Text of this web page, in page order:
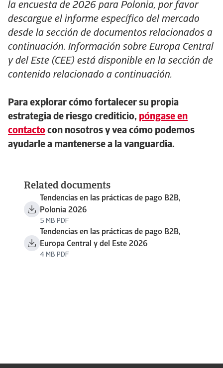
la encuesta de 2026 para Polonia, por favor
descargue el informe específico del mercado
desde la sección de documentos relacionados a
continuación. Información sobre Europa Central
y del Este (CEE) está disponible en la sección de
contenido relacionado a continuación.
Para explorar cómo fortalecer su propia
estrategia de riesgo crediticio, póngase en
contacto con nosotros y vea cómo podemos
ayudarle a mantenerse a la vanguardia.
Related documents
Tendencias en las prácticas de pago B2B,
Polonia 2026
5 MB PDF
Tendencias en las prácticas de pago B2B,
Europa Central y del Este 2026
4 MB PDF